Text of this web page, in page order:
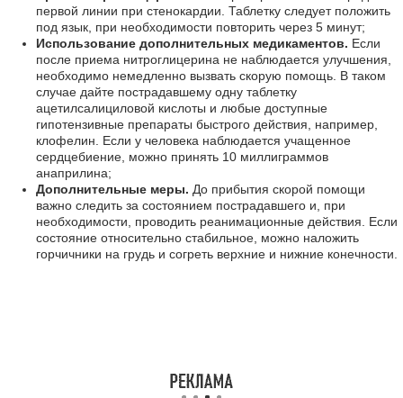
первой линии при стенокардии. Таблетку следует положить
под язык, при необходимости повторить через 5 минут;
Использование дополнительных медикаментов. Если
после приема нитроглицерина не наблюдается улучшения,
необходимо немедленно вызвать скорую помощь. В таком
случае дайте пострадавшему одну таблетку
ацетилсалициловой кислоты и любые доступные
гипотензивные препараты быстрого действия, например,
клофелин. Если у человека наблюдается учащенное
сердцебиение, можно принять 10 миллиграммов
анаприлина;
Дополнительные меры. До прибытия скорой помощи
важно следить за состоянием пострадавшего и, при
необходимости, проводить реанимационные действия. Если
состояние относительно стабильное, можно наложить
горчичники на грудь и согреть верхние и нижние конечности.